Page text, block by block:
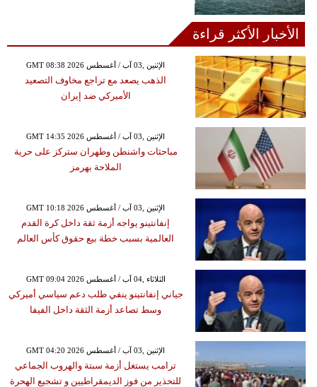
الأخبار الأكثر قراءة
GMT 08:38 2026 الإثنين ,03 آب / أغسطس
الذهب يصعد مع تراجع مخاوف التصعيد
الأميركي ضد إيران
GMT 14:35 2026 الإثنين ,03 آب / أغسطس
مباحثات واشنطن وطهران ستركز على حرية
الملاحة بهرمز
GMT 10:18 2026 الإثنين ,03 آب / أغسطس
إنفانتينو يواجه أزمة ثقة داخل كرة القدم
العالمية بسبب خطة بيع حقوق كأس العالم
GMT 09:04 2026 الثلاثاء ,04 آب / أغسطس
جياني إنفانتينو ينفي طلب دعم سياسي أميركي
وسط تصاعد أزمة الثقة داخل الفيفا
GMT 04:20 2026 الإثنين ,03 آب / أغسطس
ترامب يستغل أزمة سبتة والهروب الجماعي
للتحذير من فوز الديمقراطيين و تشجيع الهحرة